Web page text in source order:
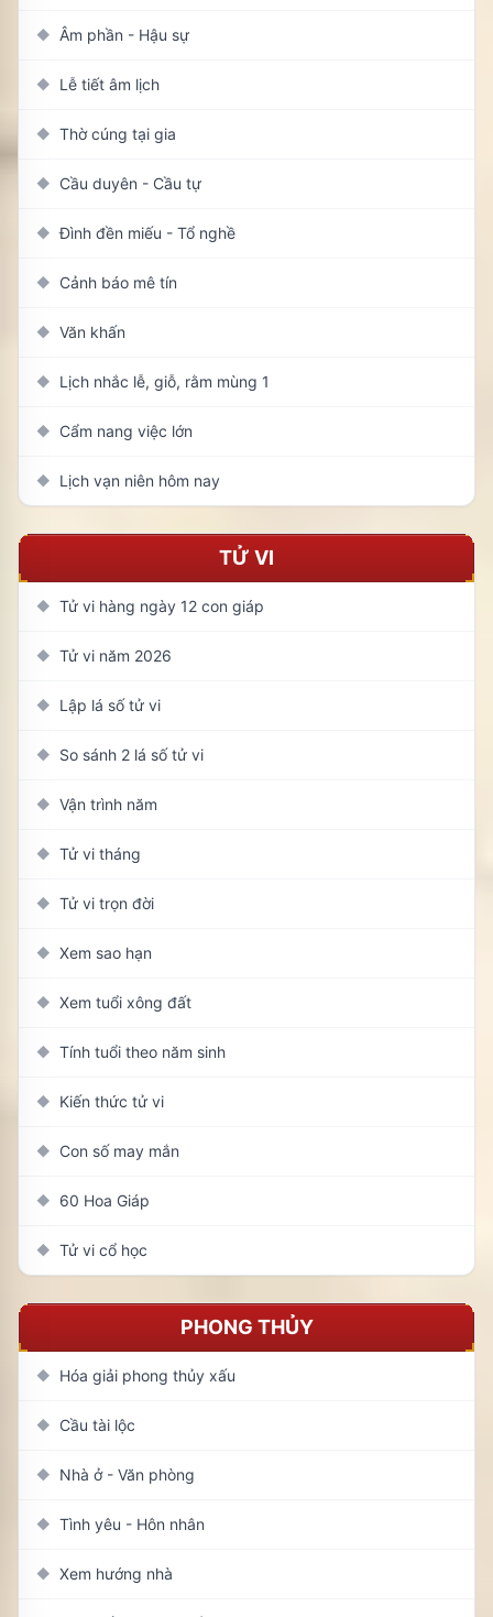
◆ Âm phần - Hậu sự
◆ Lễ tiết âm lịch
◆ Thờ cúng tại gia
◆ Cầu duyên - Cầu tự
◆ Đình đền miếu - Tổ nghề
◆ Cảnh báo mê tín
◆ Văn khấn
◆ Lịch nhắc lễ, giỗ, rằm mùng 1
◆ Cẩm nang việc lớn
◆ Lịch vạn niên hôm nay
TỬ VI
◆ Tử vi hàng ngày 12 con giáp
◆ Tử vi năm 2026
◆ Lập lá số tử vi
◆ So sánh 2 lá số tử vi
◆ Vận trình năm
◆ Tử vi tháng
◆ Tử vi trọn đời
◆ Xem sao hạn
◆ Xem tuổi xông đất
◆ Tính tuổi theo năm sinh
◆ Kiến thức tử vi
◆ Con số may mắn
◆ 60 Hoa Giáp
◆ Tử vi cổ học
PHONG THỦY
◆ Hóa giải phong thủy xấu
◆ Cầu tài lộc
◆ Nhà ở - Văn phòng
◆ Tình yêu - Hôn nhân
◆ Xem hướng nhà